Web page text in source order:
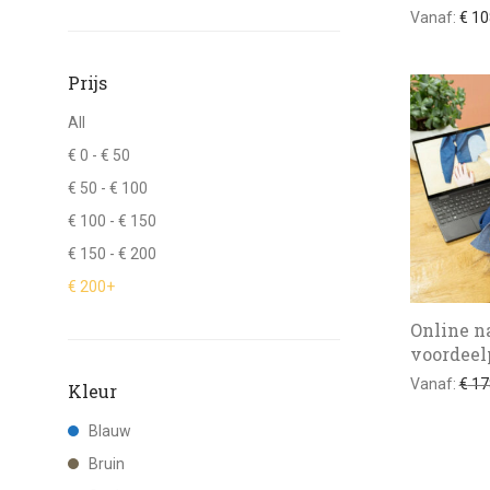
Prijs
All
€ 0 - € 50
€ 50 - € 100
€ 100 - € 150
€ 150 - € 200
€ 200+
Kleur
Blauw
Bruin
Vanaf: €
Online
Vanaf:€